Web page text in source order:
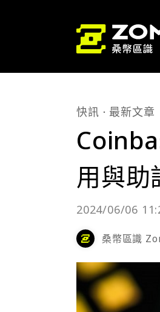
快訊 最新文章
用與助
2024/06/06
桑幣區識